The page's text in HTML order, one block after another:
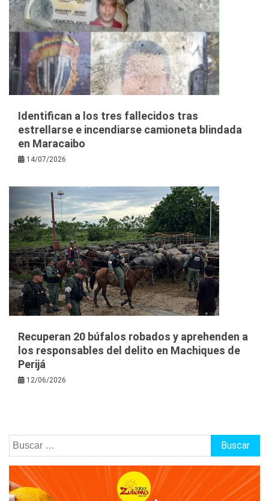
Identifican a los tres fallecidos tras
estrellarse e incendiarse camioneta blindada
en Maracaibo
14/07/2026
Recuperan 20 búfalos robados y aprehenden a
los responsables del delito en Machiques de
Perijá
12/06/2026
Buscar: